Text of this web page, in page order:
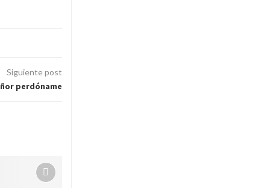
Siguiente post
perdóname